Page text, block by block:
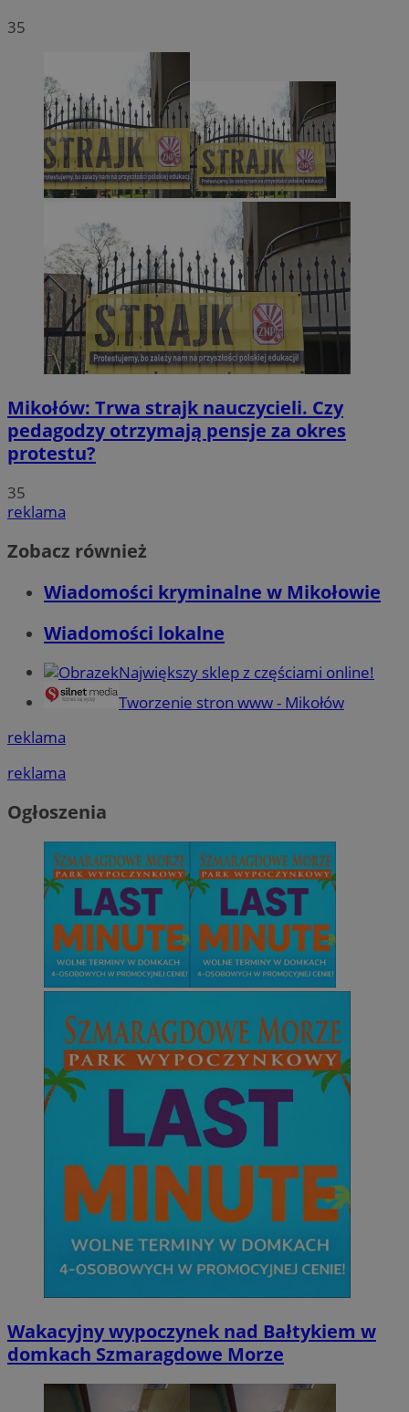
35
Mikołów: Trwa strajk nauczycieli. Czy
pedagodzy otrzymają pensje za okres
protestu?
35
reklama
Zobacz również
Wiadomości kryminalne w Mikołowie
Wiadomości lokalne
Największy sklep z częściami online!
Tworzenie stron www - Mikołów
reklama
reklama
Ogłoszenia
Wakacyjny wypoczynek nad Bałtykiem w
domkach Szmaragdowe Morze